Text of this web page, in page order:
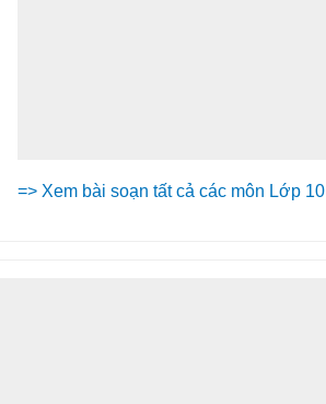
=> Xem bài soạn tất cả các môn Lớp 10